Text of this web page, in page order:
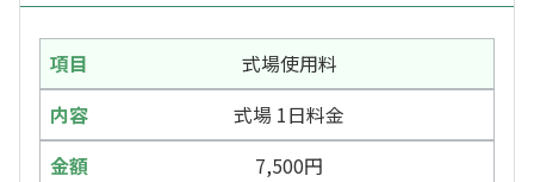
式場使用料
式場 1日料金
7,500円